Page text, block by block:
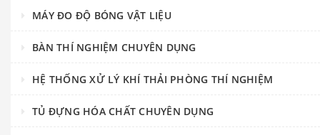
MÁY ĐO ĐỘ BÓNG VẬT LIỆU
BÀN THÍ NGHIỆM CHUYÊN DỤNG
HỆ THỐNG XỬ LÝ KHÍ THẢI PHÒNG THÍ NGHIỆM
TỦ ĐỰNG HÓA CHẤT CHUYÊN DỤNG